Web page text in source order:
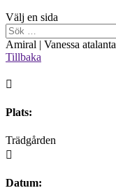
Välj en sida
Amiral | Vanessa atalanta
Tillbaka

Plats:
Trädgården

Datum: